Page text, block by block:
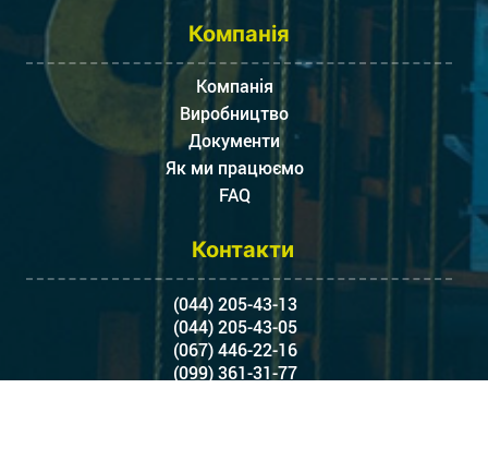
Компанія
Компанія
Виробництво
Документи
Як ми працюємо
FAQ
Контакти
(044) 205-43-13
(044) 205-43-05
(067) 446-22-16
(099) 361-31-77